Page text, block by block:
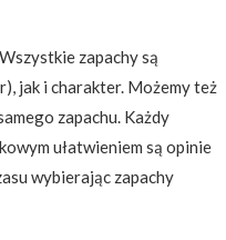
zapachy są
jak i charakter. Możemy też
zapachu. Każdy
ułatwieniem są opinie
wybierając zapachy